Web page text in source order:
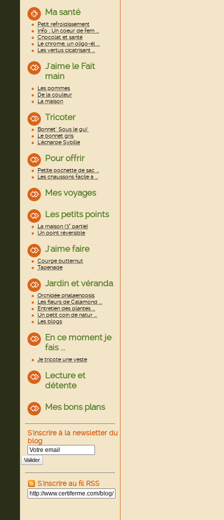
Ma santé
Petit refroidissement
Info : Un coeur de fem ...
Chocolat et santé
Le chrome, un oligo-él ...
Les vertus cicatrisant ...
J'aime le Fait
main
Les pommes
De la couleur
La maison
Tricoter
Bonnet" Sous le gui"
Le bonnet gris
L'écharpe Sybille
Pour offrir
Petite pochette de sac ...
Les chaussons facile à ...
Mes voyages
Les petits points
La maison (3° partie)
Un point réversible
J'aime faire
Courge butternut
Tapenade
Jardin et véranda
Orchidée phalaenopsis
Les fleurs de Calamond ...
Entretien des plantes ...
Un petit coin de natur ...
Les blogs
En ce moment je
fais ...
Je tricote une veste
Lecture et
détente
Mes bons plans
S'inscrire à la newsletter du
blog
Valider
S'inscrire au fil RSS